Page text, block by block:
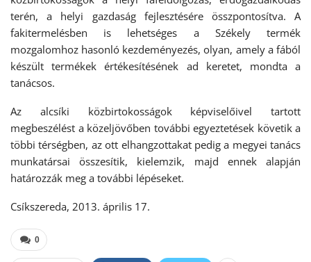
terén, a helyi gazdaság fejlesztésére összpontosítva. A
fakitermelésben is lehetséges a Székely termék
mozgalomhoz hasonló kezdeményezés, olyan, amely a fából
készült termékek értékesítésének ad keretet, mondta a
tanácsos.
Az alcsíki közbirtokosságok képviselőivel tartott
megbeszélést a közeljövőben további egyeztetések követik a
többi térségben, az ott elhangzottakat pedig a megyei tanács
munkatársai összesítik, kielemzik, majd ennek alapján
határozzák meg a további lépéseket.
Csíkszereda, 2013. április 17.
0